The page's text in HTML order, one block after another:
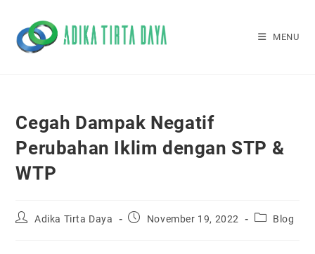
content
MENU
Cegah Dampak Negatif
Perubahan Iklim dengan STP &
WTP
PostAdika Tirta Daya
PostNovember 19, 2022
PostBlog